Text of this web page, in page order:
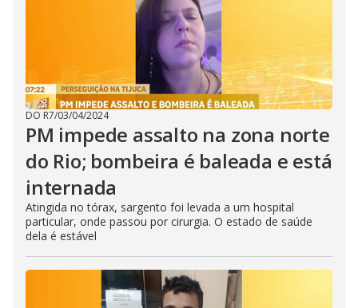
DO R7/03/04/2024
PM impede assalto na zona norte
do Rio; bombeira é baleada e está
internada
Atingida no tórax, sargento foi levada a um hospital
particular, onde passou por cirurgia. O estado de saúde
dela é estável